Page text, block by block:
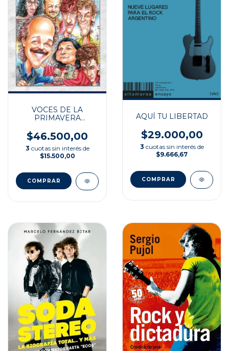
VOCES DE LA
PRIMAVERA
$46.500,00
3 cuotas sin interés de
$15.500,00
AQUÍ TU LIBERTAD
$29.000,00
3 cuotas sin interés de
$9.666,67